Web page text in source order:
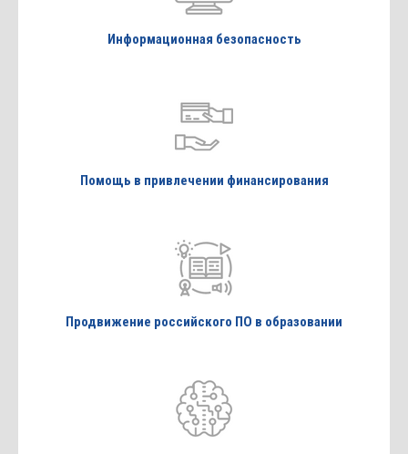
Информационная безопасность
Помощь в привлечении финансирования
Продвижение российского ПО в образовании